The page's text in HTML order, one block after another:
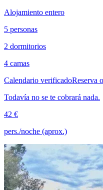
Alojamiento entero
5 personas
2 dormitorios
4 camas
Calendario verificadoReserva
Todavía no se te cobrará nada.
42 €
pers./noche (aprox.)